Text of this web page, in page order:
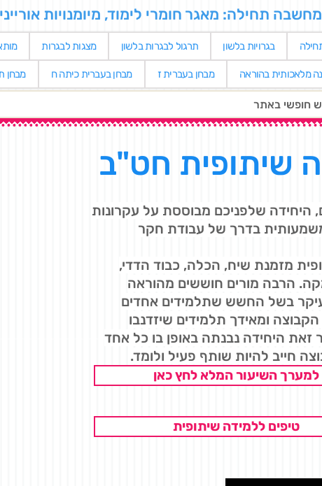
תחילה: מאגר חומרי לימוד, מיומנויות
בגרויות בלשון תרגול לבגרות בלשון מצגות לבגרות
מלאכותית בהוראה מבחן בעברית ז מבחן בעברית כיתה ח מבחן
היחידה שלפניכם מבוססת על עקרונות
בדרך של עבודת חקר
מזמנת שיח, הכלה, כבוד הדדי,
הרבה מורים חוששים מהוראה
בשל החשש שתלמידים אחדים
ומאידך תלמידים שיזדנבו
זאת היחידה נבנתה באופן בו כל אחד
חייב להיות שותף פעיל ולומד.
שיתופית חט"ב
למערך השיעור המלא לחץ כאן
טיפים ללמידה שיתופית